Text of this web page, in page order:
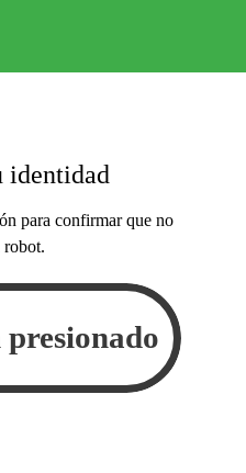
identidad
para confirmar que no
robot.